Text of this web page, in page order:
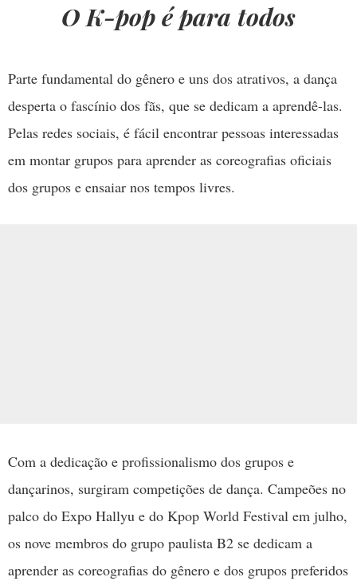
O K-pop é para todos
Parte fundamental do gênero e uns dos atrativos, a dança
desperta o fascínio dos fãs, que se dedicam a aprendê-las.
Pelas redes sociais, é fácil encontrar pessoas interessadas
em montar grupos para aprender as coreografias oficiais
dos grupos e ensaiar nos tempos livres.
Com a dedicação e profissionalismo dos grupos e
dançarinos, surgiram competições de dança. Campeões no
palco do Expo Hallyu e do Kpop World Festival em julho,
os nove membros do grupo paulista B2 se dedicam a
aprender as coreografias do gênero e dos grupos preferidos